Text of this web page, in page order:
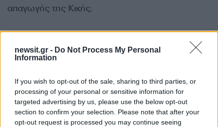
newsit.gr - Do Not Process My Personal
Information
If you wish to opt-out of the sale, sharing to third parties, or
processing of your personal or sensitive information for
targeted advertising by us, please use the below opt-out
section to confirm your selection. Please note that after your
opt-out request is processed you may continue seeing
απαγωγής της Κικής.
Συντελεστές
Σκηνοθεσία:Πιέρρος Ανδρακάκος